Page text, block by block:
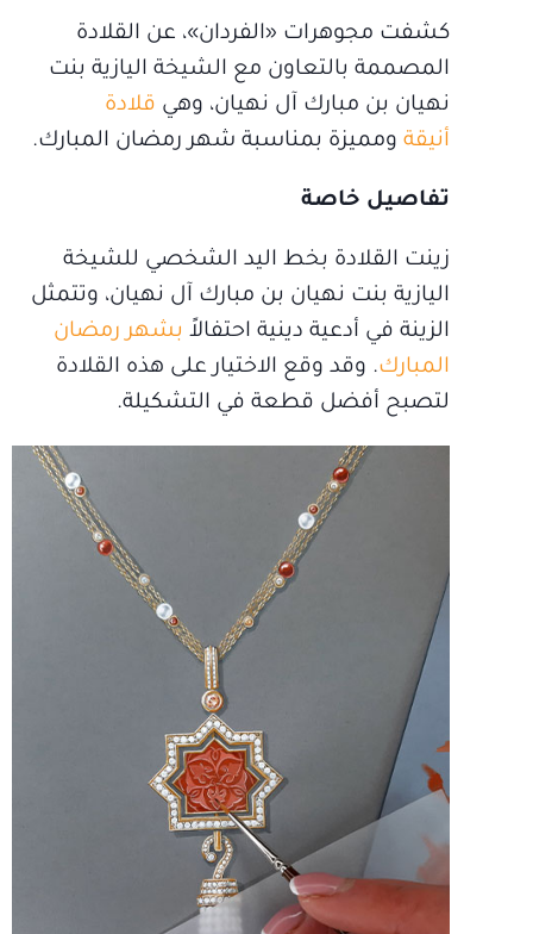
كشفت مجوهرات «الفردان»، عن القلادة
المصممة بالتعاون مع الشيخة اليازية بنت
نهيان بن مبارك آل نهيان، وهي قلادة
أنيقة ومميزة بمناسبة شهر رمضان المبارك.
تفاصيل خاصة
زينت القلادة بخط اليد الشخصي للشيخة
اليازية بنت نهيان بن مبارك آل نهيان، وتتمثل
الزينة في أدعية دينية احتفالاً بشهر رمضان
المبارك. وقد وقع الاختيار على هذه القلادة
لتصبح أفضل قطعة في التشكيلة.